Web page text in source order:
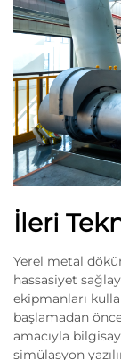
İleri
Yerel metal
hassasiyet
ekipmanları
başlamadan
amacıyla
simülasyon